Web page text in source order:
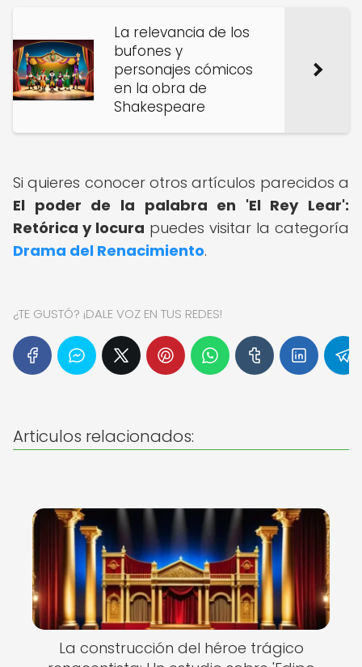
La relevancia de los
bufones y
personajes cómicos
en la obra de
Shakespeare
Si quieres conocer otros artículos parecidos a
El poder de la palabra en 'El Rey Lear':
Retórica y locura puedes visitar la categoría
Drama del Renacimiento.
¿TE GUSTÓ? ¡DALE VOZ EN TUS REDES!
Articulos relacionados:
La construcción del héroe trágico